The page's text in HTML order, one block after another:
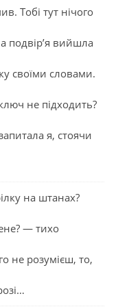
Тобі тут нічого
подвір’я вийшла
своїми словами.
не підходить?
я, стоячи
на штанах?
— тихо
не розумієш, то,